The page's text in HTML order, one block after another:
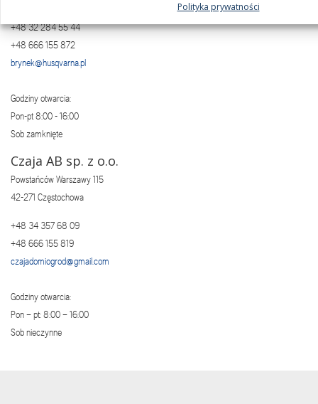
Polityka prywatności
+48 32 284 55 44
+48 666 155 872
brynek@husqvarna.pl
Godziny otwarcia:
Pon-pt 8:00 - 16:00
Sob zamknięte
Czaja AB sp. z o.o.
Powstańców Warszawy 115
42-271 Częstochowa
+48 34 357 68 09
+48 666 155 819
czajadomiogrod@gmail.com
Godziny otwarcia:
Pon – pt: 8:00 – 16:00
Sob nieczynne